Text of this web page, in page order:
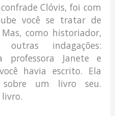
Clóvis, foi com
você se tratar de
como historiador,
indagações:
professora Janete e
havia escrito. Ela
um livro seu.
livro.